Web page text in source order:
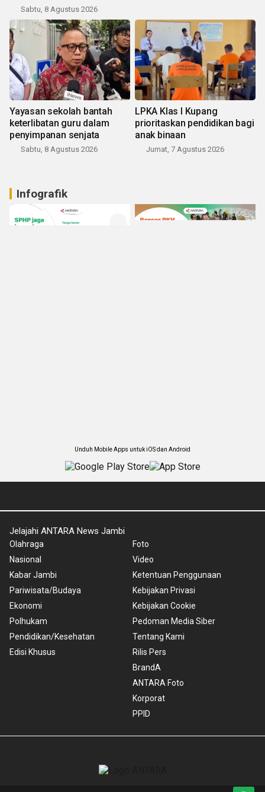
Sabtu, 8 Agustus 2026
Yayasan sekolah bantah
keterlibatan guru dalam
penyimpanan senjata
Sabtu, 8 Agustus 2026
LPKA Klas I Kupang
prioritaskan pendidikan bagi
anak binaan
Jumat, 7 Agustus 2026
Infografik
Unduh Mobile Apps untuk iOS dan Android
Jelajahi ANTARA News Jambi
Olahraga
Nasional
Kabar Jambi
Pariwisata/Budaya
Ekonomi
Polhukam
Pendidikan/Kesehatan
Edisi Khusus
Foto
Video
Ketentuan Penggunaan
Kebijakan Privasi
Kebijakan Cookie
Pedoman Media Siber
Tentang Kami
Rilis Pers
BrandA
ANTARA Foto
Korporat
PPID